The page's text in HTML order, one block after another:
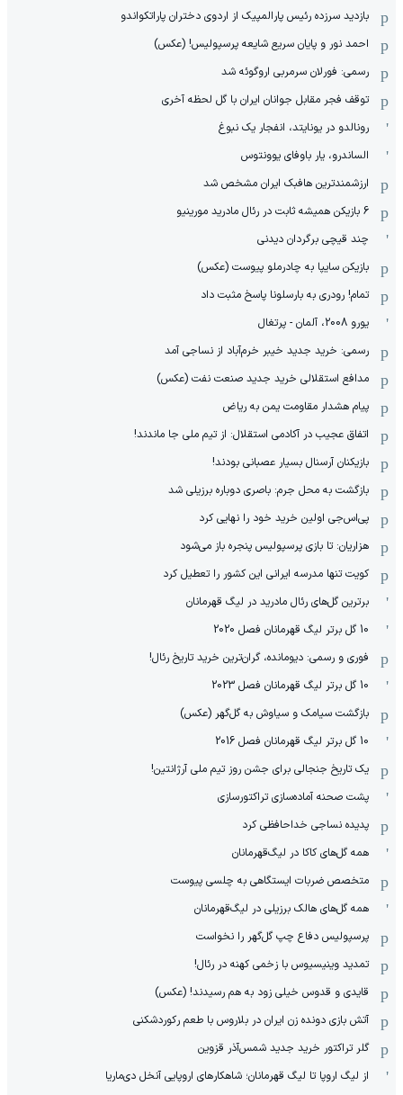
بازدید سرزده رئیس پارالمپیک از اردوی دختران پاراتکواندو
احمد نور و پایان سریع شایعه پرسپولیس! (عکس)
رسمی: فورلان سرمربی اروگوئه شد
توقف فجر مقابل جوانان ایران با گل لحظه آخری
رونالدو در یونایتد، انفجار یک نبوغ
الساندرو، یار باوفای یوونتوس
ارزشمندترین هافبک ایران مشخص شد
6 بازیکن همیشه ثابت در رئال مادرید مورینیو
چند قیچی برگردان دیدنی
بازیکن سایپا به چادرملو پیوست (عکس)
تمام! رودری به بارسلونا پاسخ مثبت داد
یورو 2008، آلمان - پرتغال
رسمی: خرید جدید خیبر خرم‌آباد از نساجی آمد
مدافع استقلالی خرید جدید صنعت نفت (عکس)
پیام هشدار مقاومت یمن به ریاض
اتفاق عجیب در آکادمی استقلال: از تیم ملی جا ماندند!
بازیکنان آرسنال بسیار عصبانی بودند!
بازگشت به محل جرم: باصری دوباره برزیلی شد
پی‌اس‌جی اولین خرید خود را نهایی کرد
هزاریان: تا بازی پرسپولیس پنجره باز می‌شود
کویت تنها مدرسه ایرانی این کشور را تعطیل کرد
برترین گل‌های رئال مادرید در لیگ قهرمانان
10 گل برتر لیگ قهرمانان فصل 2020
فوری و رسمی: دیومانده، گران‌ترین خرید تاریخ رئال!
10 گل برتر لیگ قهرمانان فصل 2023
بازگشت سیامک و سیاوش به گل‌گهر (عکس)
10 گل برتر لیگ قهرمانان فصل 2016
یک تاریخ جنجالی برای جشن روز تیم ملی آرژانتین!
پشت صحنه آماده‌سازی تراکتورسازی
پدیده نساجی خداحافظی کرد
همه گل‌های کاکا در لیگ‌قهرمانان
متخصص ضربات ایستگاهی به چلسی پیوست
همه گل‌های هالک برزیلی در لیگ‌قهرمانان
پرسپولیس دفاع چپ گل‌گهر را نخواست
تمدید وینیسیوس با زخمی کهنه در رئال!
قایدی و قدوس خیلی زود به هم رسیدند! (عکس)
آتش بازی دونده زن ایران در بلاروس با طعم رکوردشکنی
گلر تراکتور خرید جدید شمس‌آذر قزوین
از لیگ اروپا تا لیگ قهرمانان؛ شاهکارهای اروپایی آنخل دی‌ماریا